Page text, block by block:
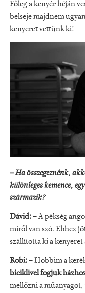
Főleg a kenyér héján
belseje majdnem
kenyeret vettünk ki!
– Ha összegeznénk,
különleges kemence,
származik?
Dávid:– A pékség
miről van szó. Ehhez
szállította ki a kenyeret
Robi:– Hobbim a
biciklivel fogjuk
mellőzni a